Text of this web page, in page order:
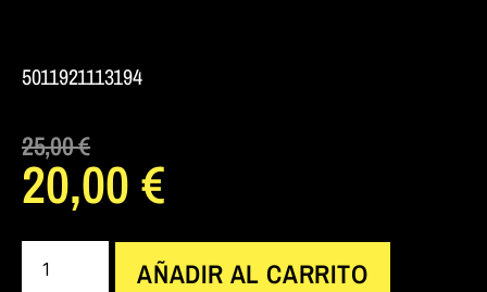
5011921113194
25,00€
20,00€
AÑADIR AL CARRITO